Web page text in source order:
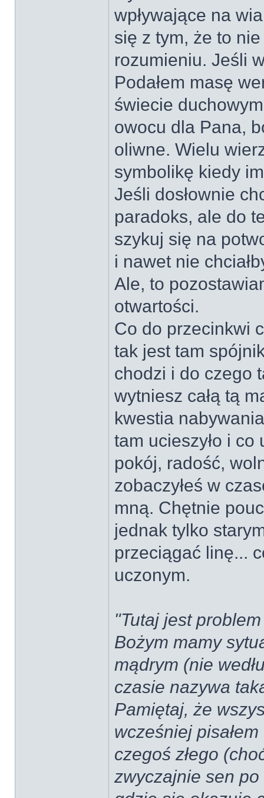
wpływające na
się z tym, że to
rozumieniu. Jeśli
Podałem masę
świecie
owocu dla Pana,
oliwne. Wielu
symbolikę kiedy
Jeśli dosłownie
paradoks, ale do
szykuj się na
i nawet nie
Ale, to
otwartości.
Co do przecinkwi
tak jest tam
chodzi i do czego
wytniesz całą tą
kwestia
tam ucieszyło i co
pokój, radość,
zobaczyłeś w
mną. Chętnie
jednak tylko
przeciągać linę...
uczonym.
"Tutaj jest
Bożym mamy
mądrym (nie
czasie nazywa
Pamiętaj, że
wcześniej
czegoś złego
zwyczajnie sen